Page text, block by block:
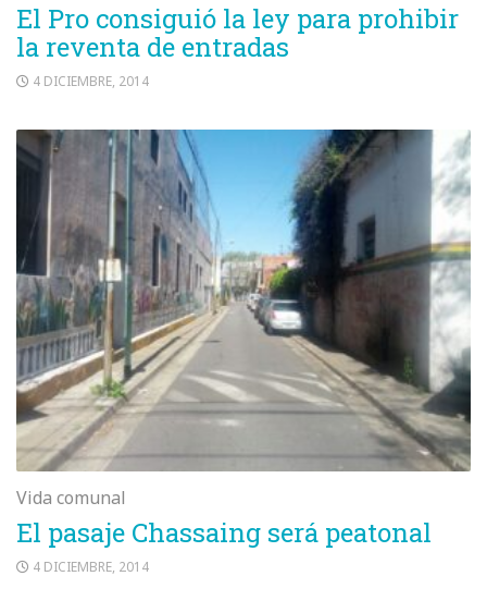
El Pro consiguió la ley para prohibir
la reventa de entradas
4 DICIEMBRE, 2014
Vida comunal
El pasaje Chassaing será peatonal
4 DICIEMBRE, 2014